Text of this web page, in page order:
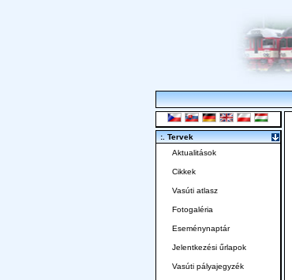
:. Tervek
Aktualitások
Cikkek
Vasúti atlasz
Fotogaléria
Eseménynaptár
Jelentkezési űrlapok
Vasúti pályajegyzék